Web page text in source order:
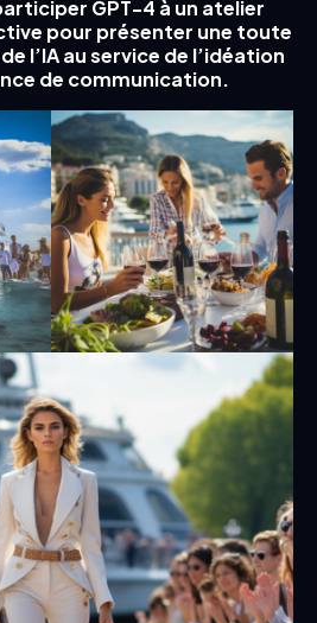
GPT-4 à un atelier
pour présenter une toute
l’IA au service de l’idéation
de communication.